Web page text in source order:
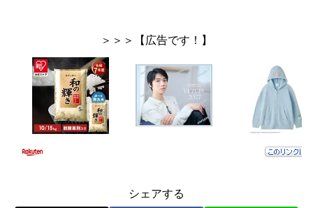
＞＞＞【広告です！】
シェアする